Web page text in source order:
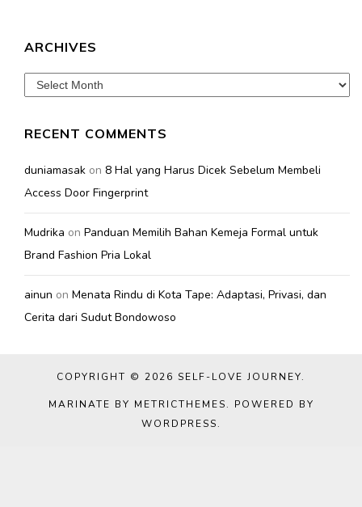
ARCHIVES
Archives
RECENT COMMENTS
duniamasak on 8 Hal yang Harus Dicek Sebelum Membeli
Access Door Fingerprint
Mudrika on Panduan Memilih Bahan Kemeja Formal untuk
Brand Fashion Pria Lokal
ainun on Menata Rindu di Kota Tape: Adaptasi, Privasi, dan
Cerita dari Sudut Bondowoso
COPYRIGHT © 2026 SELF-LOVE JOURNEY.
MARINATE BY METRICTHEMES. POWERED BY
WORDPRESS.